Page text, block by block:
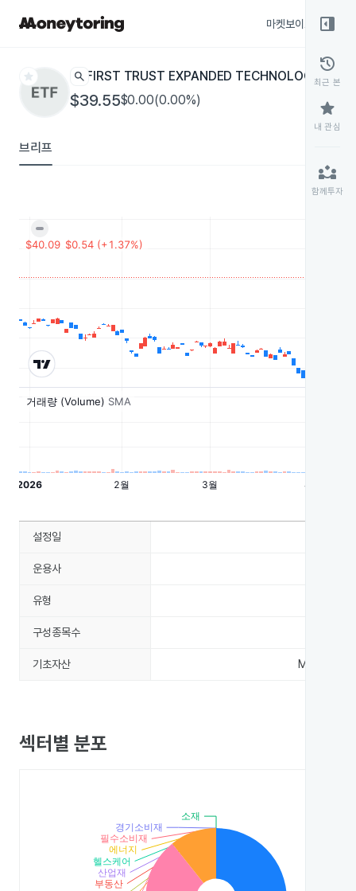
마켓보이스
star search FIRST TRUST EXPANDED TECHNOLOGY XPND
$39.55$0.00(0.00%)
브리프
right_panel_open
history
최근 본
star
내 관심
partner_exchange
함께투자